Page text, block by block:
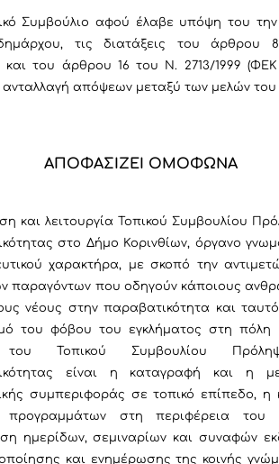
Συμβούλιο αφού έλαβε υπόψη του
τις διατάξεις του άρθρου
και του άρθρου 16 του Ν. 2713/1999 (ΦΕΚ
απόψεων μεταξύ των μελών του
ΑΠΟΦΑΣΙΖΕΙ ΟΜΟΦΩΝΑ
και λειτουργία Τοπικού Συμβουλίου
στο Δήμο Κορινθίων, όργανο
χαρακτήρα, με σκοπό την
παραγόντων που οδηγούν κάποιους
νέους στην παραβατικότητα και
του φόβου του εγκλήματος στη πόλη
του Τοπικού Συμβουλίου
είναι η καταγραφή και η
συμπεριφοράς σε τοπικό επίπεδο, η
προγραμμάτων στη περιφέρεια
ημερίδων, σεμιναρίων και συναφών
και ενημέρωσης της κοινής